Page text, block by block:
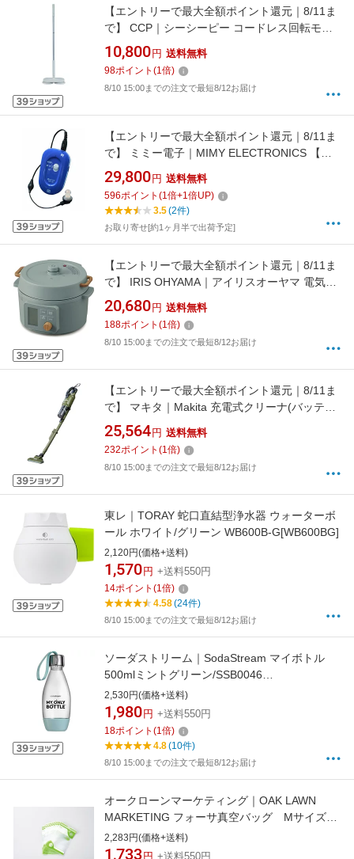
【エントリーで最大全額ポイント還元｜8/11ま
で】 CCP｜シーシーピー コードレス回転モッ
プクリーナーNeo＋Brisa 【ビックカメラオリ
ジナルモデル】 スモーキーグリーン ZJ-
MA42BK-GR [水拭き対応]
10,800 円 送料無料
98ポイント (1倍)
8/10 15:00までの注文で最短8/12お届け
【エントリーで最大全額ポイント還元｜8/11ま
で】 ミミー電子｜MIMY ELECTRONICS 【デ
ジタル補聴器】オリーブ ME-181（ポケット
型）
29,800 円 送料無料
596ポイント (1倍+1倍UP)
3.5(2件)
お取り寄せ[約1ヶ月半で出荷予定]
【エントリーで最大全額ポイント還元｜8/11ま
で】 IRIS OHYAMA｜アイリスオーヤマ 電気圧
力鍋 3L 液晶タイプ グリーン KPC-MB3-G
20,680 円 送料無料
188ポイント (1倍)
8/10 15:00までの注文で最短8/12お届け
【エントリーで最大全額ポイント還元｜8/11ま
で】 マキタ｜Makita 充電式クリーナ(バッテ
リ・充電器別売) オリーブ CL286FD-ZO [サイ
クロン式 /コードレス]
25,564 円 送料無料
232ポイント (1倍)
8/10 15:00までの注文で最短8/12お届け
東レ｜TORAY 蛇口直結型浄水器 ウォーターボ
ール ホワイト/グリーン WB600B-G[WB600BG]
2,120円(価格+送料)
1,570 円 +送料550円
14ポイント (1倍)
4.58(24件)
8/10 15:00までの注文で最短8/12お届け
ソーダストリーム｜SodaStream マイボトル
500mlミントグリーン/SSB0046
SSB0046[SSB0046]
2,530円(価格+送料)
1,980 円 +送料550円
18ポイント (1倍)
4.8(10件)
8/10 15:00までの注文で最短8/12お届け
オークローンマーケティング｜OAK LAWN
MARKETING フォーサ真空バッグ Mサイズ10
枚セット FOSHWS03
2,283円(価格+送料)
1,733 円 +送料550円